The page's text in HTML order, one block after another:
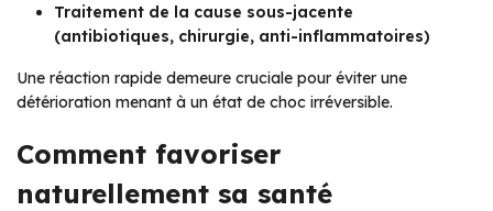
Traitement de la cause sous-jacente
(antibiotiques, chirurgie, anti-inflammatoires)
Une réaction rapide demeure cruciale pour éviter une
détérioration menant à un état de choc irréversible.
Comment favoriser
naturellement sa santé